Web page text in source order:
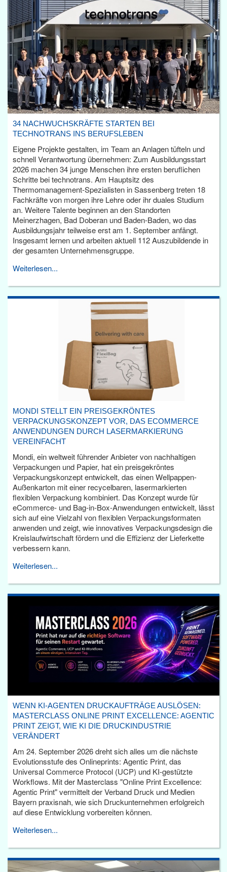
34 NACHWUCHSKRÄFTE STARTEN BEI
TECHNOTRANS INS BERUFSLEBEN
Eigene Projekte gestalten, im Team an Anlagen tüfteln und
schnell Verantwortung übernehmen: Zum Ausbildungsstart
2026 machen 34 junge Menschen ihre ersten beruflichen
Schritte bei technotrans. Am Hauptsitz des
Thermomanagement-Spezialisten in Sassenberg treten 18
Fachkräfte von morgen ihre Lehre oder ihr duales Studium
an. Weitere Talente beginnen an den Standorten
Meinerzhagen, Bad Doberan und Baden-Baden, wo das
Ausbildungsjahr teilweise erst am 1. September anfängt.
Insgesamt lernen und arbeiten aktuell 112 Auszubildende in
der gesamten Unternehmensgruppe.
Weiterlesen...
MONDI STELLT EIN PREISGEKRÖNTES
VERPACKUNGSKONZEPT VOR, DAS ECOMMERCE
ANWENDUNGEN DURCH LASERMARKIERUNG
VEREINFACHT
Mondi, ein weltweit führender Anbieter von nachhaltigen
Verpackungen und Papier, hat ein preisgekröntes
Verpackungskonzept entwickelt, das einen Wellpappen-
Außenkarton mit einer recycelbaren, lasermarkierten
flexiblen Verpackung kombiniert. Das Konzept wurde für
eCommerce- und Bag-in-Box-Anwendungen entwickelt, lässt
sich auf eine Vielzahl von flexiblen Verpackungsformaten
anwenden und zeigt, wie innovatives Verpackungsdesign die
Kreislaufwirtschaft fördern und die Effizienz der Lieferkette
verbessern kann.
Weiterlesen...
WENN KI-AGENTEN DRUCKAUFTRÄGE AUSLÖSEN:
MASTERCLASS ONLINE PRINT EXCELLENCE: AGENTIC
PRINT ZEIGT, WIE KI DIE DRUCKINDUSTRIE
VERÄNDERT
Am 24. September 2026 dreht sich alles um die nächste
Evolutionsstufe des Onlineprints: Agentic Print, das
Universal Commerce Protocol (UCP) und KI-gestützte
Workflows. Mit der Masterclass "Online Print Excellence:
Agentic Print" vermittelt der Verband Druck und Medien
Bayern praxisnah, wie sich Druckunternehmen erfolgreich
auf diese Entwicklung vorbereiten können.
Weiterlesen...